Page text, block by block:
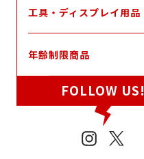
工具・ディスプレイ用品
年齢制限商品
FOLLOW US!
Instagram